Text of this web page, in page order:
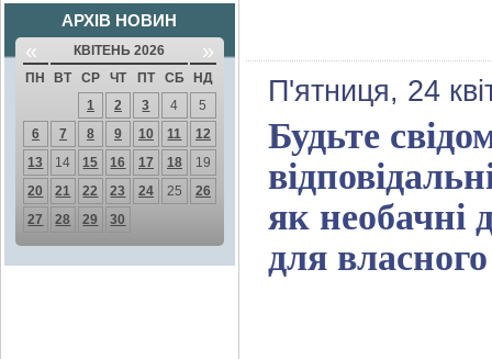
АРХІВ НОВИН
« КВІТЕНЬ 2026 »
ПН ВТ СР ЧТ ПТ СБ
НД
1
2 3 4
5
6
7 8 9 10 11
12
13
14 15 16 17 18
19
20
21 22 23 24 25
26
27
28 29 30
П'ятниця, 24
Будьте
як необачні
для